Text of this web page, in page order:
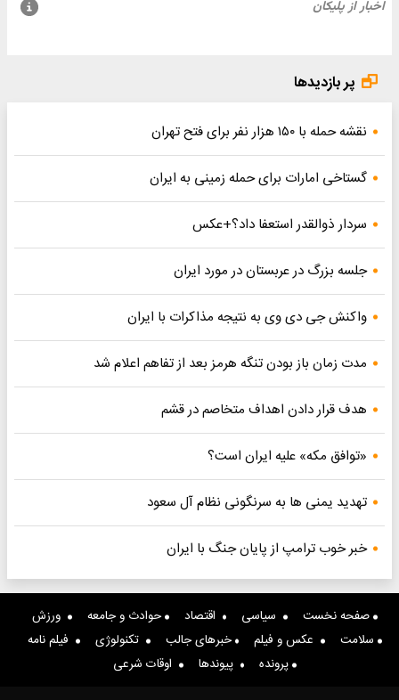
پر بازدیدها
نقشه حمله با ۱۵۰ هزار نفر برای فتح تهران
گستاخی امارات برای حمله زمینی به ایران
سردار ذوالقدر استعفا داد؟+عکس
جلسه بزرگ در عربستان در مورد ایران
واکنش جی دی وی به نتیجه مذاکرات با ایران
مدت زمان باز بودن تنگه هرمز بعد از تفاهم اعلام شد
هدف قرار دادن اهداف متخاصم در قشم
«توافق مکه» علیه ایران است؟
تهدید یمنی ها به سرنگونی نظام آل سعود
خبر خوب ترامپ از پایان جنگ با ایران
صفحه نخست سیاسی اقتصاد حوادث و جامعه
ورزش
سلامت
عکس و فیلم خبرهای جالب تکنولوژی
فیلم نامه
پرونده
پیوندها اوقات شرعی